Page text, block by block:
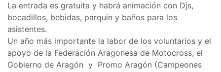
La entrada es gratuita y habrá animación con Djs,
bocadillos, bebidas, parquin y baños para los
asistentes.
Un año más importante la labor de los voluntarios y el
apoyo de la Federación Aragonesa de Motocross, el
Gobierno de Aragón y Promo Aragón (Campeones